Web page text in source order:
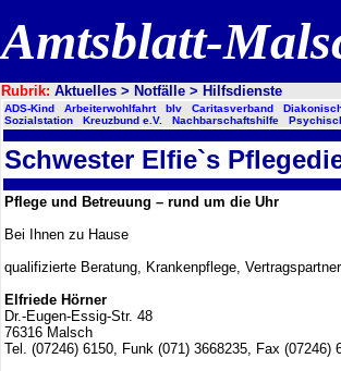
Amtsblatt-
Rubrik: Aktuelles > Notfälle > Hilfsdienste
ADS-Kind Arbeiterwohlfahrt blv Caritasverband
Sozialstation
Kreuzbund e.V. Nachbarschaftshilfe
Schwester Elfie`s
Pflege und Betreuung – rund um die Uhr
Bei Ihnen zu Hause
qualifizierte Beratung, Krankenpflege,
Elfriede Hörner
Dr.-Eugen-Essig-Str. 48
76316 Malsch
Tel. (07246) 6150, Funk (071) 3668235, Fax (07246)